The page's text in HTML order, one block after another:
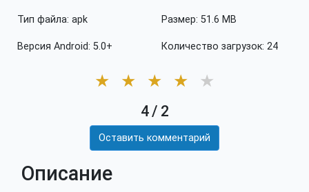
Тип файла: apk
Версия Android: 5.0+
Размер: 51.6 MB
Количество загрузок: 24
★ ★ ★ ★ ★
4/ 2
Оставить комментарий
Описание